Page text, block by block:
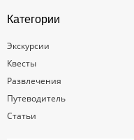
Категории
Экскурсии
Квесты
Развлечения
Путеводитель
Статьи